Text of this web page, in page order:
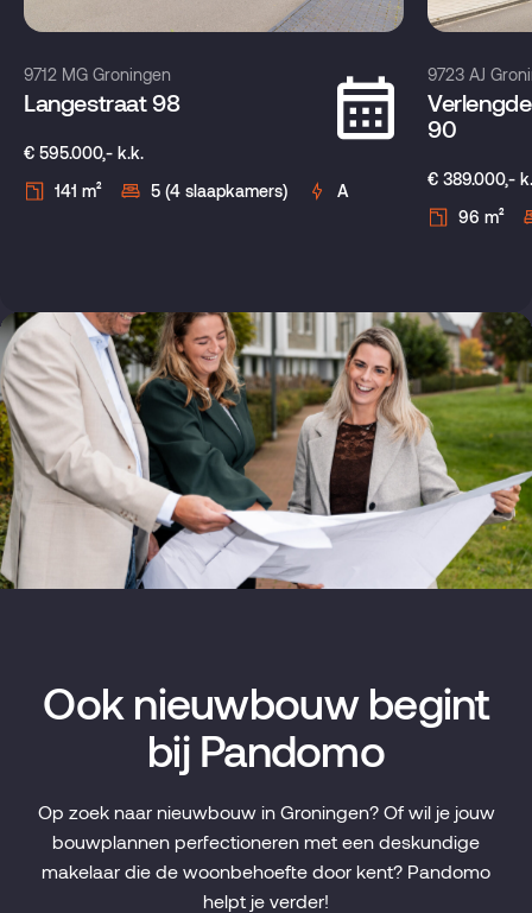
9712 MG Groningen
Langestraat 98
€ 595.000,- k.k.
141 m²
5 (4 slaapkamers) A
9723 AJ
90
€ 389.000,-
96 m²
Ook nieuwbouw begint
bij Pandomo
Op zoek naar nieuwbouw in Groningen? Of wil je jouw
bouwplannen perfectioneren met een deskundige
makelaar die de woonbehoefte door kent? Pandomo
helpt je verder!